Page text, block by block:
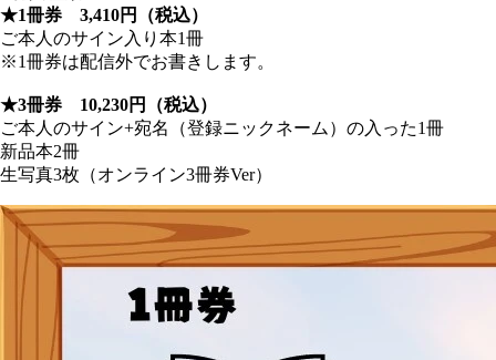
★1冊券 3,410円（税込）
ご本人のサイン入り本1冊
※1冊券は配信外でお書きします。
★3冊券 10,230円（税込）
ご本人のサイン+宛名（登録ニックネーム）の入った1冊
新品本2冊
生写真3枚（オンライン3冊券Ver）